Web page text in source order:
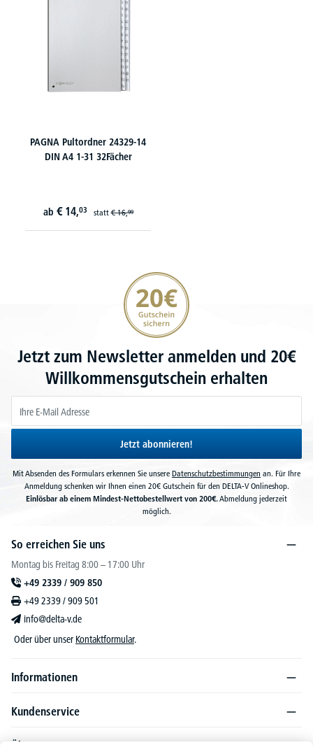
PAGNA Pultordner 24329-14
DIN A4 1-31 32Fächer
ab € 14,03 statt€ 16,99
20€ Gutschein sichern
Jetzt zum Newsletter anmelden und 20€
Willkommensgutschein erhalten
Jetzt abonnieren!
Mit Absenden des Formulars erkennen Sie unsere Datenschutzbestimmungen an. Für Ihre
Anmeldung schenken wir Ihnen einen 20€ Gutschein für den DELTA-V Onlineshop.
Einlösbar ab einem Mindest-Nettobestellwert von 200€.Abmeldung jederzeit
möglich.
So erreichen Sie uns
Montag bis Freitag 8:00 – 17:00 Uhr
+49 2339 / 909 850
+49 2339 / 909 501
info@delta-v.de
Oder über unser Kontaktformular.
Informationen
Kundenservice
Über DELTA-V